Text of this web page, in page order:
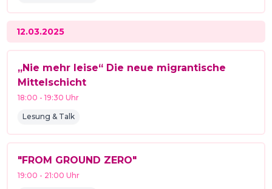
12.03.2025
„Nie mehr leise“ Die neue migrantische
Mittelschicht
18:00 -19:30 Uhr
Lesung & Talk
"FROM GROUND ZERO"
19:00 - 21:00 Uhr